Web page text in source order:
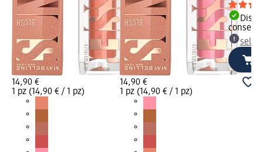
14,90 €
1 pz (14,90 € / 1 pz)
14,90 €
1 pz (14,90 € / 1 pz)